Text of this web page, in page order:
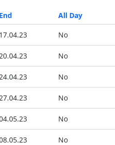
End All Day
17.04.23 No
20.04.23 No
24.04.23 No
27.04.23 No
No
No